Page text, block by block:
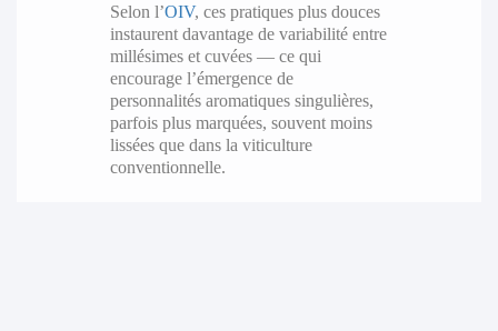
Selon l’OIV, ces pratiques plus douces
instaurent davantage de variabilité entre
millésimes et cuvées — ce qui
encourage l’émergence de
personnalités aromatiques singulières,
parfois plus marquées, souvent moins
lissées que dans la viticulture
conventionnelle.